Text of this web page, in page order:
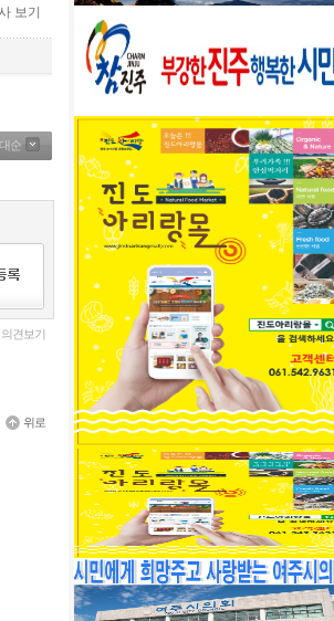
보기
순
견보기
위로